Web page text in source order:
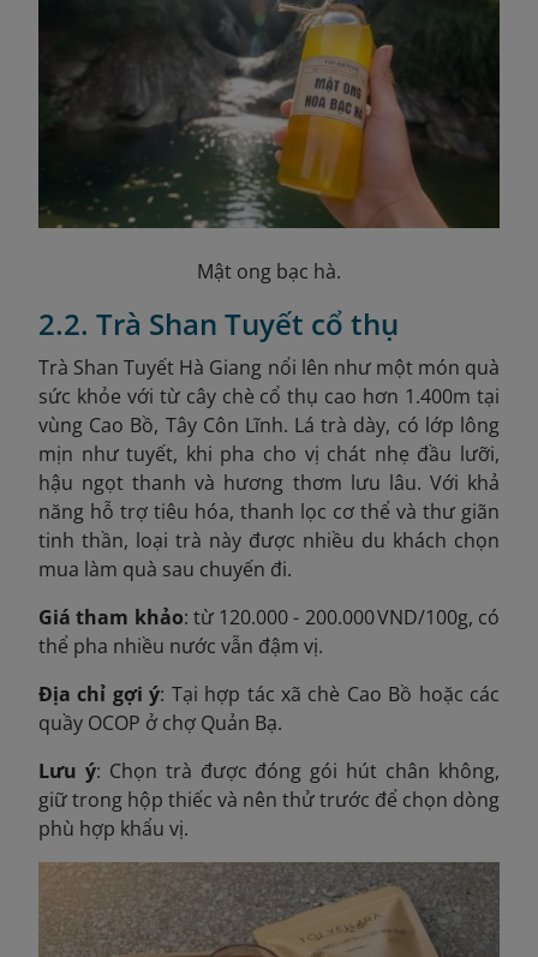
Mật ong bạc hà.
2.2. Trà Shan Tuyết cổ thụ
Trà Shan Tuyết Hà Giang nổi lên như một món quà
sức khỏe với từ cây chè cổ thụ cao hơn 1.400m tại
vùng Cao Bồ, Tây Côn Lĩnh. Lá trà dày, có lớp lông
mịn như tuyết, khi pha cho vị chát nhẹ đầu lưỡi,
hậu ngọt thanh và hương thơm lưu lâu. Với khả
năng hỗ trợ tiêu hóa, thanh lọc cơ thể và thư giãn
tinh thần, loại trà này được nhiều du khách chọn
mua làm quà sau chuyến đi.
Giá tham khảo: từ 120.000 - 200.000 VND/100g, có
thể pha nhiều nước vẫn đậm vị.
Địa chỉ gợi ý: Tại hợp tác xã chè Cao Bồ hoặc các
quầy OCOP ở chợ Quản Bạ.
Lưu ý: Chọn trà được đóng gói hút chân không,
giữ trong hộp thiếc và nên thử trước để chọn dòng
phù hợp khẩu vị.